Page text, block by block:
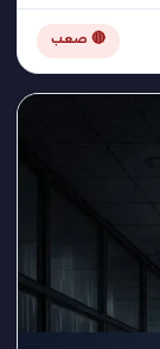
🔴 صعب